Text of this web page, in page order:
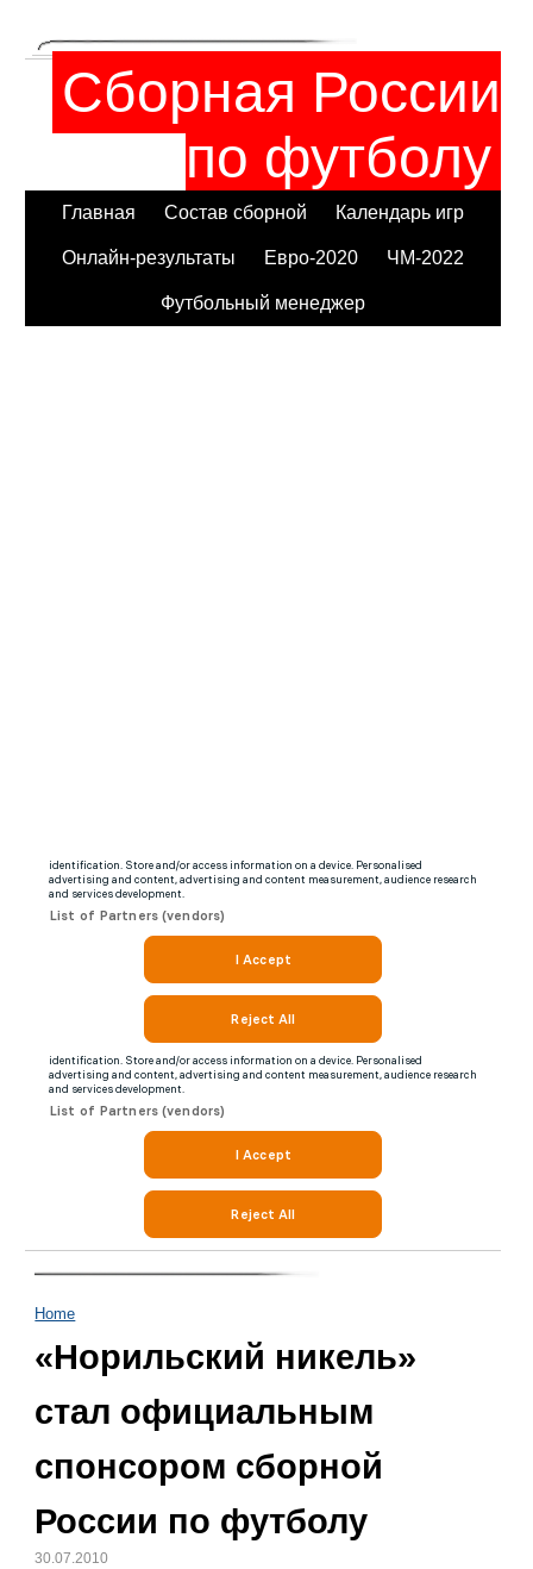
Сборная России
по футболу
Главная Состав сборной Календарь игр
Онлайн-результаты Евро-2020 ЧМ-2022
Футбольный менеджер
Home
«Норильский никель»
стал официальным
спонсором сборной
России по футболу
30.07.2010